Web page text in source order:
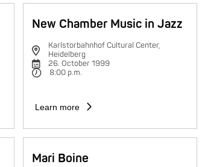
New Chamber Music in Jazz
Karlstorbahnhof Cultural Center,
Heidelberg
26. October 1999
8:00 p.m.
Learn more
Mari Boine